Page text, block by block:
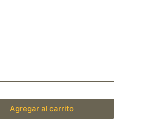
Agregar al carrito